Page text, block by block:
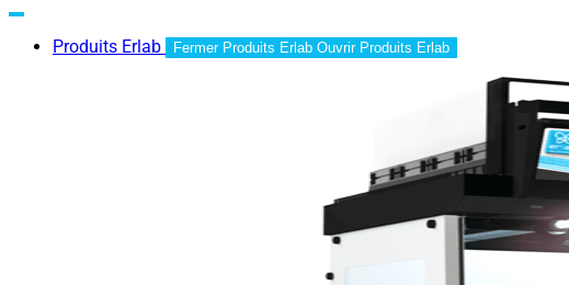
Produits Erlab Fermer Produits Erlab Ouvrir Produits Erlab